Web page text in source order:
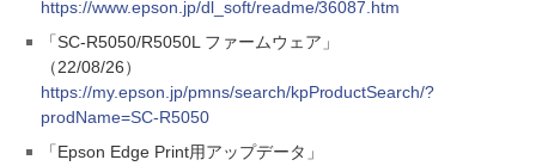
https://www.epson.jp/dl_soft/readme/36087.htm
「SC-R5050/R5050L ファームウェア」
（22/08/26）
https://my.epson.jp/pmns/search/kpProductSearch/?
prodName=SC-R5050
「Epson Edge Print用アップデータ」